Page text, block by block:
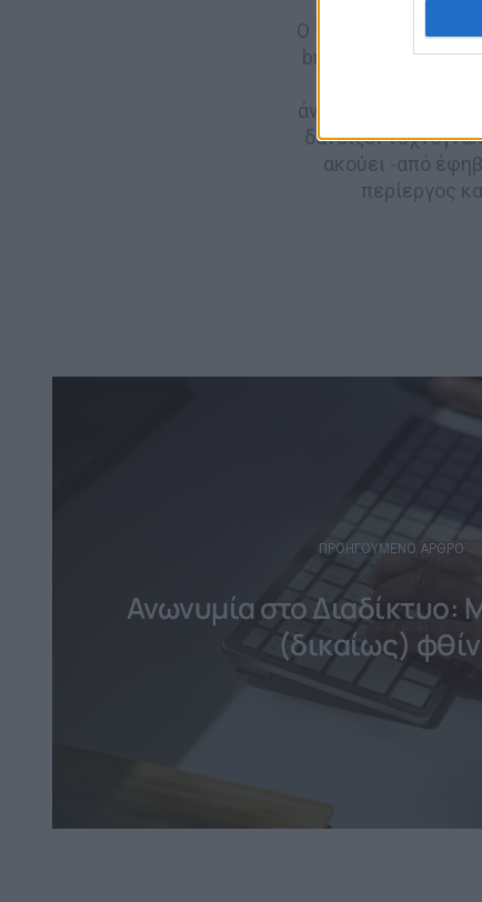
Ο Τάσος έχει
budget, λάνσαρε
από το 2009 ως
άνθρωποι,
δανείζει
ακούει -από
περίεργος
Post
ΠΡΟΗΓΟΎΜΕΝΟ ΆΡΘΡΟ
Ανωνυμία στο Διαδίκτυο:
(δικαίως)